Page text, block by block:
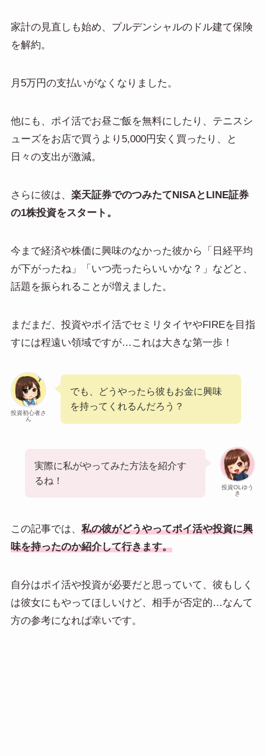
家計の見直しも始め、プルデンシャルのドル建て保険
を解約。
月5万円の支払いがなくなりました。
他にも、ポイ活でお昼ご飯を無料にしたり、テニスシ
ューズをお店で買うより5,000円安く買ったり、と
日々の支出が激減。
さらに彼は、 楽天証券でのつみたてNISAとLINE証券
の1株投資をスタート。
今まで経済や株価に興味のなかった彼から「日経平均
が下がったね」「いつ売ったらいいかな？」などと、
話題を振られることが増えました。
まだまだ、投資やポイ活でセミリタイヤやFIREを目指
すには程遠い領域ですが…これは大きな第一歩！
投資初心者さ
ん
でも、どうやったら彼もお金に興味
を持ってくれるんだろう？
投資OLゆう
き
実際に私がやってみた方法を紹介す
るね！
この記事では、 私の彼がどうやってポイ活や投資に興
味を持ったのか紹介して行きます。
自分はポイ活や投資が必要だと思っていて、彼もしく
は彼女にもやってほしいけど、相手が否定的…なんて
方の参考になれば幸いです。